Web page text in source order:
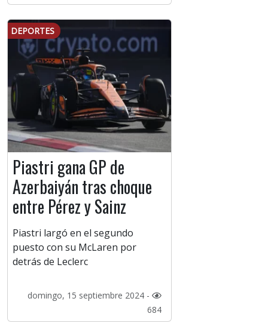
DEPORTES
Piastri gana GP de
Azerbaiyán tras choque
entre Pérez y Sainz
Piastri largó en el segundo
puesto con su McLaren por
detrás de Leclerc
domingo, 15 septiembre 2024 -
684